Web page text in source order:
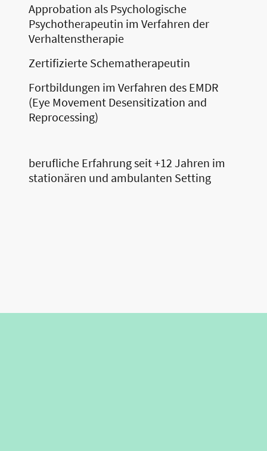
Approbation als Psychologische
Psychotherapeutin im Verfahren der
Verhaltenstherapie
Zertifizierte Schematherapeutin
Fortbildungen im Verfahren des EMDR
(Eye Movement Desensitization and
Reprocessing)
berufliche Erfahrung seit +12 Jahren im
stationären und ambulanten Setting